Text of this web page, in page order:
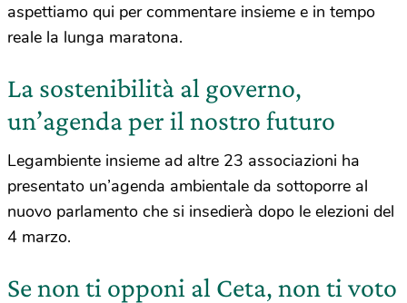
aspettiamo qui per commentare insieme e in tempo
reale la lunga maratona.
La sostenibilità al governo,
un’agenda per il nostro futuro
Legambiente insieme ad altre 23 associazioni ha
presentato un’agenda ambientale da sottoporre al
nuovo parlamento che si insedierà dopo le elezioni del
4 marzo.
Se non ti opponi al Ceta, non ti voto